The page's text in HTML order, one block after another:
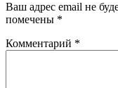
Ваш адрес email не
помечены *
Комментарий *